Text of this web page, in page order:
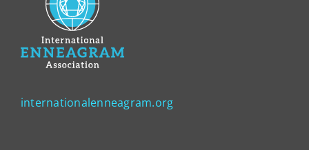
internationalenneagram.org